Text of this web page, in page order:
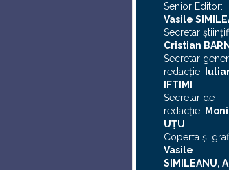
Senior Editor:
Vasile
Secretar
Cristian
Secretar
redacţie:
FTIMI
Secretar de
redacţie:
UȚU
Coperta şi
Vasile
SIMILEANU,